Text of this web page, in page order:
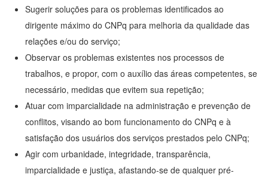
Sugerir soluções para os problemas identificados ao
dirigente máximo do CNPq para melhoria da qualidade das
relações e/ou do serviço;
Observar os problemas existentes nos processos de
trabalhos, e propor, com o auxílio das áreas competentes, se
necessário, medidas que evitem sua repetição;
Atuar com imparcialidade na administração e prevenção de
conflitos, visando ao bom funcionamento do CNPq e à
satisfação dos usuários dos serviços prestados pelo CNPq;
Agir com urbanidade, integridade, transparência,
imparcialidade e justiça, afastando-se de qualquer pré-